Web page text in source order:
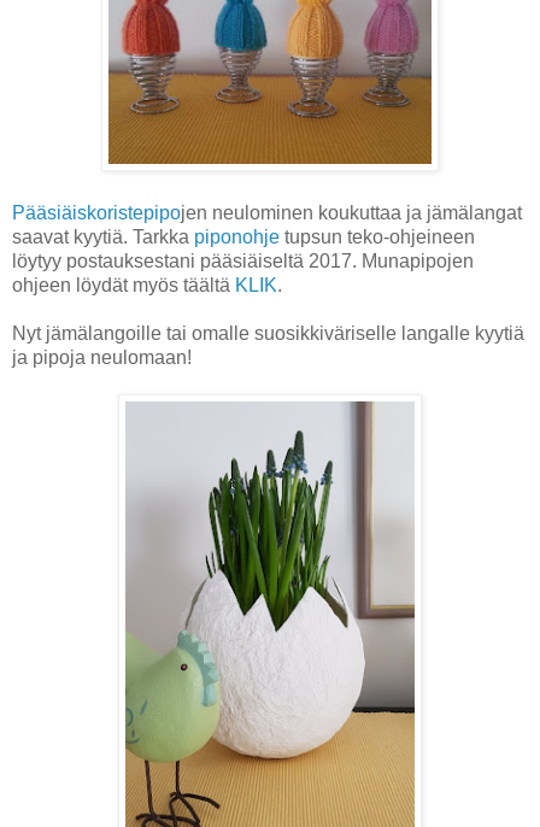
Pääsiäiskoristepipojen neulominen koukuttaa ja jämälangat
saavat kyytiä. Tarkka piponohje tupsun teko-ohjeineen
löytyy postauksestani pääsiäiseltä 2017. Munapipojen
ohjeen löydät myös täältä KLIK.
Nyt jämälangoille tai omalle suosikkiväriselle langalle kyytiä
ja pipoja neulomaan!